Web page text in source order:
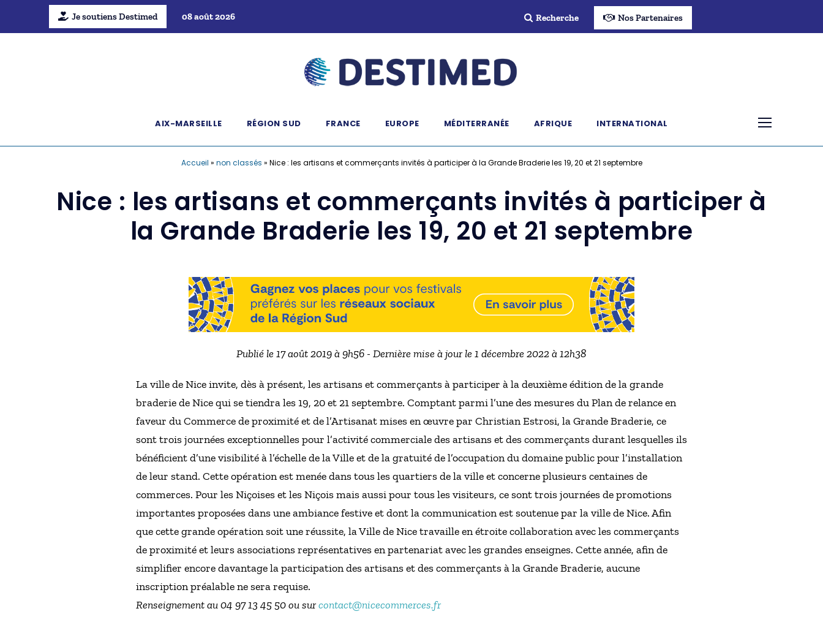
Je soutiens Destimed 08 août 2026 Recherche Nos Partenaires
AIX-MARSEILLE RÉGION SUD FRANCE EUROPE MÉDITERRANÉE AFRIQUE INTERNATIONAL
Accueil » non classés » Nice : les artisans et commerçants invités à participer à la Grande Braderie les 19, 20 et 21 septembre
Nice : les artisans et commerçants invités à participer à
la Grande Braderie les 19, 20 et 21 septembre
Publié le 17 août 2019 à 9h56 - Dernière mise à jour le 1 décembre 2022 à 12h38
La ville de Nice invite, dès à présent, les artisans et commerçants à participer à la deuxième édition de la grande
braderie de Nice qui se tiendra les 19, 20 et 21 septembre. Comptant parmi l’une des mesures du Plan de relance en
faveur du Commerce de proximité et de l’Artisanat mises en œuvre par Christian Estrosi, la Grande Braderie, ce
sont trois journées exceptionnelles pour l’activité commerciale des artisans et des commerçants durant lesquelles ils
bénéficient d’une visibilité à l’échelle de la Ville et de la gratuité de l’occupation du domaine public pour l’installation
de leur stand. Cette opération est menée dans tous les quartiers de la ville et concerne plusieurs centaines de
commerces. Pour les Niçoises et les Niçois mais aussi pour tous les visiteurs, ce sont trois journées de promotions
importantes proposées dans une ambiance festive et dont la communication est soutenue par la ville de Nice. Afin
que cette grande opération soit une réussite, la Ville de Nice travaille en étroite collaboration avec les commerçants
de proximité et leurs associations représentatives en partenariat avec les grandes enseignes. Cette année, afin de
simplifier encore davantage la participation des artisans et des commerçants à la Grande Braderie, aucune
inscription préalable ne sera requise.
Renseignement au 04 97 13 45 50 ou surcontact@nicecommerces.fr